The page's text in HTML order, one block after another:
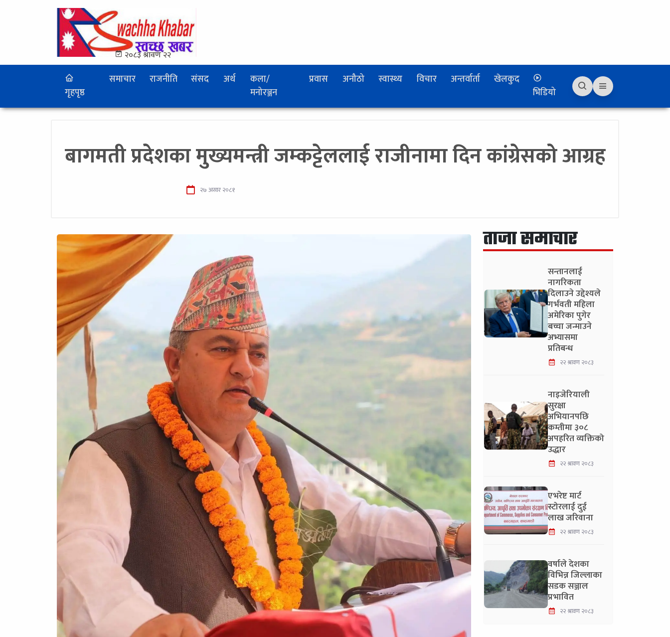
२०८३ श्रावण २२
गृहपृष्ठ
समाचार राजनीति संसद अर्थ
कला/
मनोरञ्जन
प्रवास अनौठो स्वास्थ्य विचार अन्तर्वार्ता
खेलकुद
भिडियो
बागमती प्रदेशका मुख्यमन्त्री जम्कट्टेललाई राजीनामा दिन कांग्रेसको आग्रह
२७ असार २०८१
ताजा समाचार
सन्तानलाई
नागरिकता
दिलाउने उद्देश्यले
गर्भवती महिला
अमेरिका पुगेर
बच्चा जन्माउने
अभ्यासमा
प्रतिबन्ध
२२ श्रावण २०८३
नाइजेरियाली
सुरक्षा
अभियानपछि
कम्तीमा ३०८
अपहरित व्यक्तिको
उद्धार
२२ श्रावण २०८३
एभरेष्ट मार्ट
स्टोरलाई दुई
लाख जरिवाना
२२ श्रावण २०८३
वर्षाले देशका
विभिन्न जिल्लाका
सडक सञ्जाल
प्रभावित
२२ श्रावण २०८३